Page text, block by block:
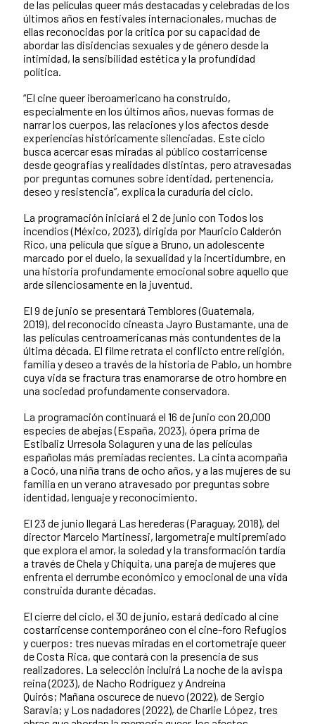
de las películas queer más destacadas y celebradas de los
últimos años en festivales internacionales, muchas de
ellas reconocidas por la crítica por su capacidad de
abordar las disidencias sexuales y de género desde la
intimidad, la sensibilidad estética y la profundidad
política.
“El cine queer iberoamericano ha construido,
especialmente en los últimos años, nuevas formas de
narrar los cuerpos, las relaciones y los afectos desde
experiencias históricamente silenciadas. Este ciclo
busca acercar esas miradas al público costarricense
desde geografías y realidades distintas, pero atravesadas
por preguntas comunes sobre identidad, pertenencia,
deseo y resistencia”, explica la curaduría del ciclo.
La programación iniciará el 2 de junio con Todos los
incendios (México, 2023), dirigida por Mauricio Calderón
Rico, una película que sigue a Bruno, un adolescente
marcado por el duelo, la sexualidad y la incertidumbre, en
una historia profundamente emocional sobre aquello que
arde silenciosamente en la juventud.
El 9 de junio se presentará Temblores (Guatemala,
2019), del reconocido cineasta Jayro Bustamante, una de
las películas centroamericanas más contundentes de la
última década. El filme retrata el conflicto entre religión,
familia y deseo a través de la historia de Pablo, un hombre
cuya vida se fractura tras enamorarse de otro hombre en
una sociedad profundamente conservadora.
La programación continuará el 16 de junio con 20,000
especies de abejas (España, 2023), ópera prima de
Estibaliz Urresola Solaguren y una de las películas
españolas más premiadas recientes. La cinta acompaña
a Cocó, una niña trans de ocho años, y a las mujeres de su
familia en un verano atravesado por preguntas sobre
identidad, lenguaje y reconocimiento.
El 23 de junio llegará Las herederas (Paraguay, 2018), del
director Marcelo Martinessi, largometraje multipremiado
que explora el amor, la soledad y la transformación tardía
a través de Chela y Chiquita, una pareja de mujeres que
enfrenta el derrumbe económico y emocional de una vida
construida durante décadas.
El cierre del ciclo, el 30 de junio, estará dedicado al cine
costarricense contemporáneo con el cine-foro Refugios
y cuerpos: tres nuevas miradas en el cortometraje queer
de Costa Rica, que contará con la presencia de sus
realizadores. La selección incluirá La noche de la avispa
reina (2023), de Nacho Rodríguez y Andreína
Quirós; Mañana oscurece de nuevo (2022), de Sergio
Saravia; y Los nadadores (2022), de Charlie López, tres